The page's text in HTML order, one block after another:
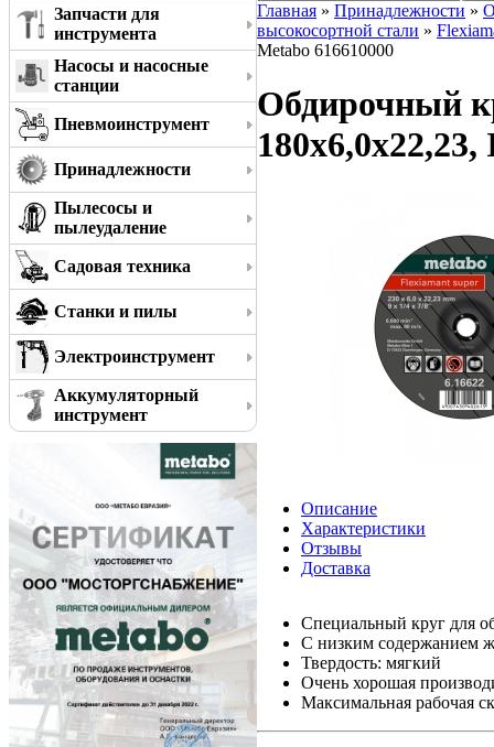
Запчасти для
инструмента
Насосы и насосные
станции
Пневмоинструмент
Принадлежности
Пылесосы и
пылеудаление
Садовая техника
Станки и пилы
Электроинструмент
Аккумуляторный
инструмент
Главная » Принадлежности »
высокосортной стали »
Metabo 616610000
Обдирочный
Описание
Характеристики
Отзывы
Доставка
Специальный круг для
С низким содержанием
Твердость: мягкий
Очень хорошая
Максимальная рабочая